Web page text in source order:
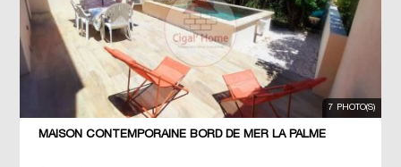
7 PHOTO(S)
MAISON CONTEMPORAINE BORD DE MER LA PALME